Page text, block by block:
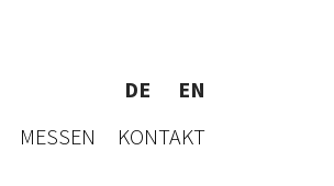
DE
EN
MESSEN KONTAKT